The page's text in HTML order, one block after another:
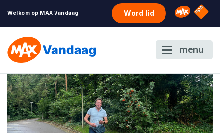
Welkom op MAX Vandaag Word lid Omroep
NPO
menu